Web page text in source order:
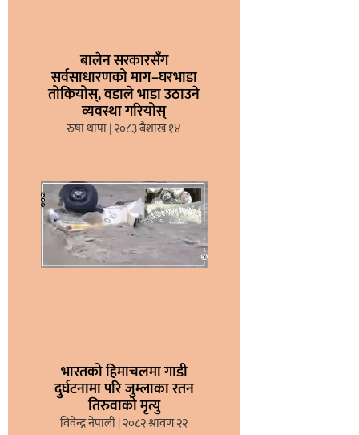
बालेन सरकारसँग
सर्वसाधारणको माग–घरभाडा
तोकियोस्, वडाले भाडा उठाउने
व्यवस्था गरियोस्
रुषा थापा २०८३ बैशाख १४
भारतको हिमाचलमा गाडी
दुर्घटनामा परि जुम्लाका रतन
तिरुवाको मृत्यु
विवेन्द्र नेपाली २०८२ श्रावण २२